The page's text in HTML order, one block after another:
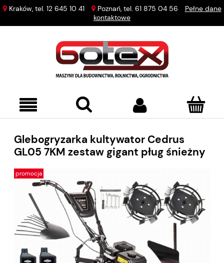
Kraków, tel. 12 645 10 41 Poznań, tel. 61 875 04 56
Pełne dane
kontaktowe
Glebogryzarka kultywator Cedrus
GL05 7KM zestaw gigant pług śnieżny
promocja